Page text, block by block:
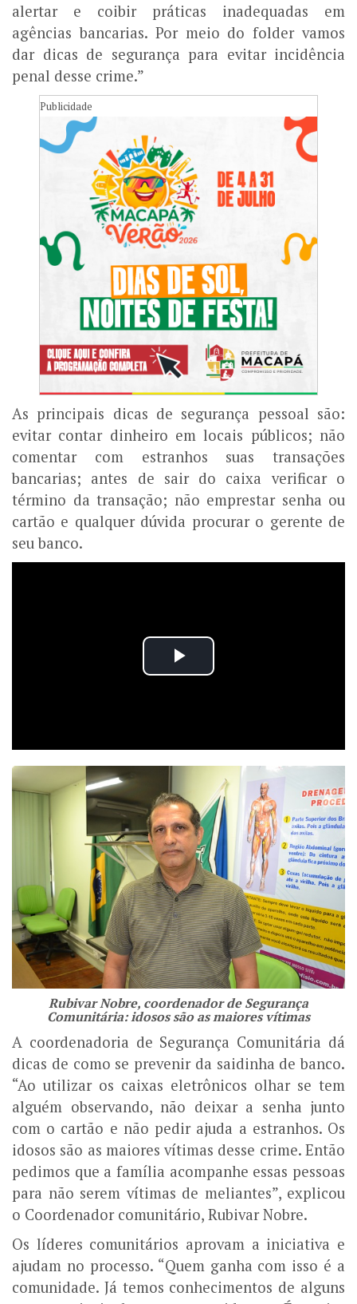
alertar e coibir práticas inadequadas em
agências bancarias. Por meio do folder vamos
dar dicas de segurança para evitar incidência
penal desse crime.”
Publicidade
As principais dicas de segurança pessoal são:
evitar contar dinheiro em locais públicos; não
comentar com estranhos suas transações
bancarias; antes de sair do caixa verificar o
término da transação; não emprestar senha ou
cartão e qualquer dúvida procurar o gerente de
seu banco.
Rubivar Nobre, coordenador de Segurança
Comunitária: idosos são as maiores vítimas
A coordenadoria de Segurança Comunitária dá
dicas de como se prevenir da saidinha de banco.
“Ao utilizar os caixas eletrônicos olhar se tem
alguém observando, não deixar a senha junto
com o cartão e não pedir ajuda a estranhos. Os
idosos são as maiores vítimas desse crime. Então
pedimos que a família acompanhe essas pessoas
para não serem vítimas de meliantes”, explicou
o Coordenador comunitário, Rubivar Nobre.
Os líderes comunitários aprovam a iniciativa e
ajudam no processo. “Quem ganha com isso é a
comunidade. Já temos conhecimentos de alguns